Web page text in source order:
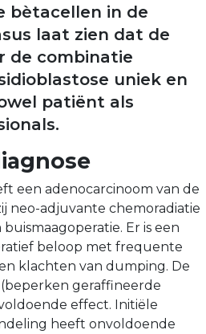
bètacellen in de
laat zien dat de
de combinatie
uniek en
patiënt als
een adenocarcinoom van de
neo-adjuvante chemoradiatie
Er is een
beloop met frequente
klachten van dumping. De
geraffineerde
effect. Initiële
heeft onvoldoende